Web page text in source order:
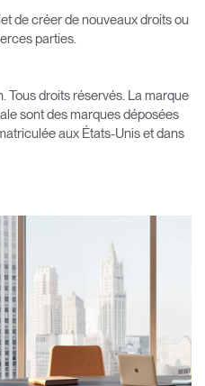
de créer de nouveaux droits ou
parties.
droits réservés. La marque
sont des marques déposées
aux États-Unis et dans